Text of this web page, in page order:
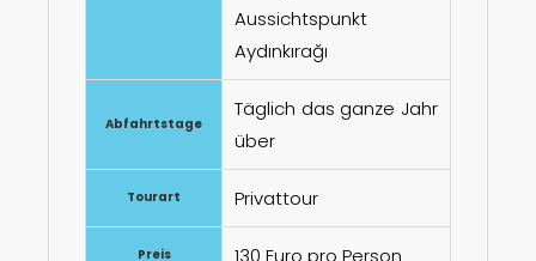
Aussichtspunkt
Aydınkırağı
Abfahrtstage
Täglich das ganze Jahr
über
Tourart Privattour
Preis 130 Euro pro Person